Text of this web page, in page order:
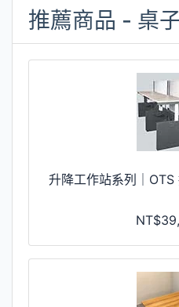
推薦商品 - 桌
升降工作站系列｜